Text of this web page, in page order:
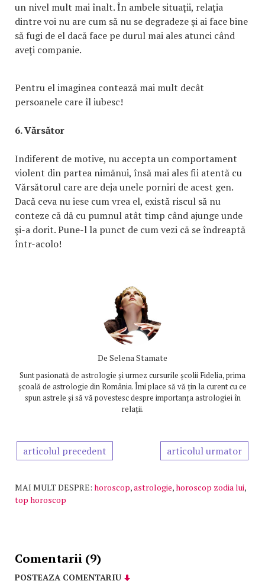
un nivel mult mai înalt. În ambele situaţii, relaţia
dintre voi nu are cum să nu se degradeze şi ai face bine
să fugi de el dacă face pe durul mai ales atunci când
aveţi companie.
Pentru el imaginea contează mai mult decât
persoanele care îl iubesc!
6. Vărsător
Indiferent de motive, nu accepta un comportament
violent din partea nimănui, însă mai ales fii atentă cu
Vărsătorul care are deja unele porniri de acest gen.
Dacă ceva nu iese cum vrea el, există riscul să nu
conteze că dă cu pumnul atât timp când ajunge unde
şi-a dorit. Pune-l la punct de cum vezi că se îndreaptă
într-acolo!
De Selena Stamate
Sunt pasionată de astrologie și urmez cursurile școlii Fidelia, prima
școală de astrologie din România. Îmi place să vă țin la curent cu ce
spun astrele și să vă povestesc despre importanța astrologiei în
relații.
articolul precedent articolul urmator
MAI MULT DESPRE: horoscop,astrologie,horoscop zodia lui,
top horoscop
Comentarii (9)
POSTEAZA COMENTARIU